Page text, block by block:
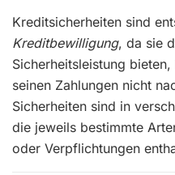
Kreditsicherheiten sind
Kreditbewilligung, da sie
Sicherheitsleistung
seinen Zahlungen nicht
Sicherheiten sind in
die jeweils bestimmte
oder Verpflichtungen